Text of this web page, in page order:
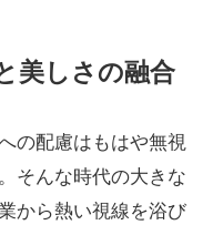
美しさの融合
の配慮はもはや無視
そんな時代の大きな
から熱い視線を浴び